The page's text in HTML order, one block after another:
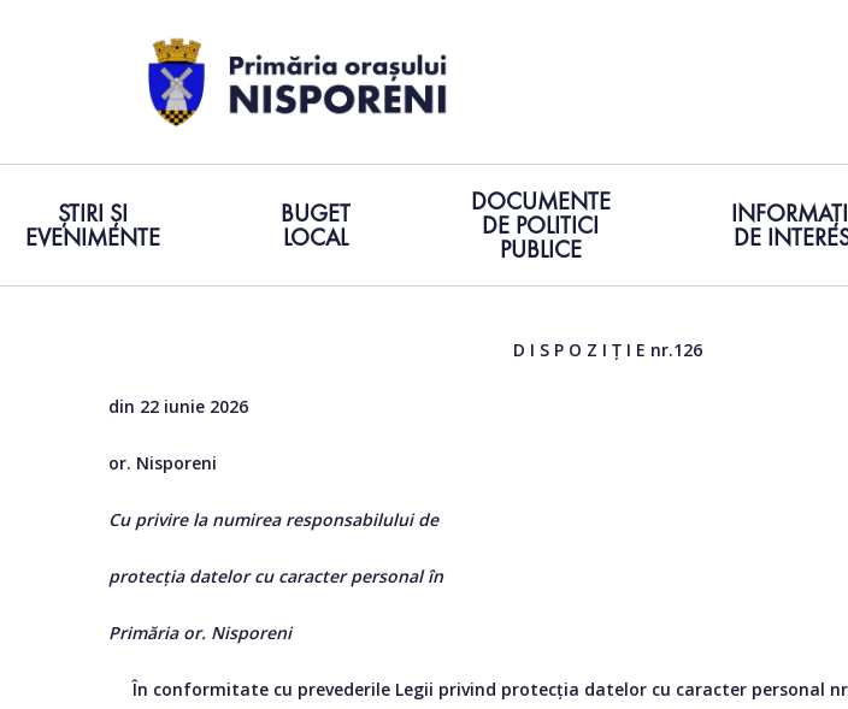
ȘTIRI ȘI
EVENIMENTE
BUGET
LOCAL
DOCUMENTE
DE POLITICI
PUBLICE DE
D I S P O Z I Ţ I E nr.126
din 22 iunie 2026
or. Nisporeni
Cu privire la numirea responsabilului de
protecția datelor cu caracter personal în
Primăria or. Nisporeni
În conformitate cu prevederile Legii privind protecția datelor cu caracter personal